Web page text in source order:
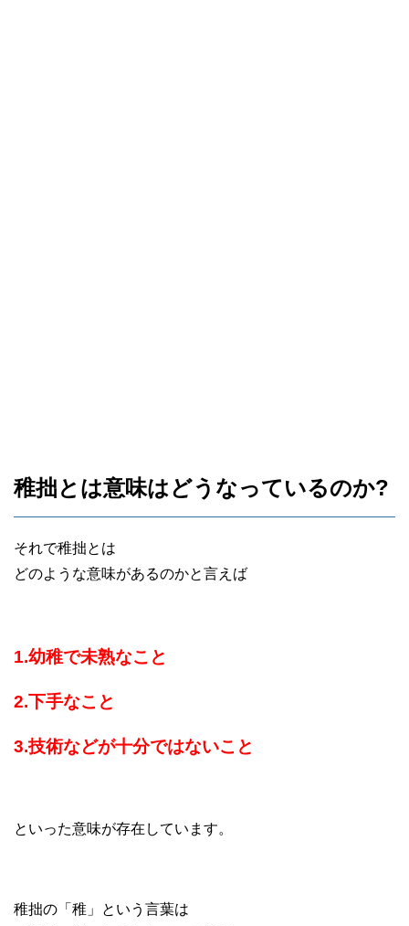
稚拙とは意味はどうなっているのか?
それで稚拙とは
どのような意味があるのかと言えば
1.幼稚で未熟なこと
2.下手なこと
3.技術などが十分ではないこと
といった意味が存在しています。
稚拙の「稚」という言葉は